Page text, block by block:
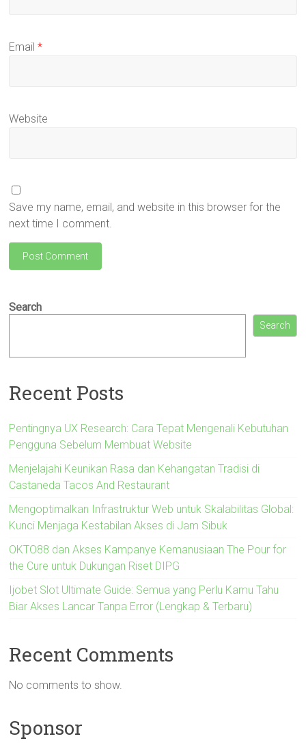
Email*
Website
Save my name, email, and website in this browser for the
next time I comment.
Search
Search
Recent Posts
Pentingnya UX Research: Cara Tepat Mengenali Kebutuhan
Pengguna Sebelum Membuat Website
Menjelajahi Keunikan Rasa dan Kehangatan Tradisi di
Castaneda Tacos And Restaurant
Mengoptimalkan Infrastruktur Web untuk Skalabilitas Global:
Kunci Menjaga Kestabilan Akses di Jam Sibuk
OKTO88 dan Akses Kampanye Kemanusiaan The Pour for
the Cure untuk Dukungan Riset DIPG
Ijobet Slot Ultimate Guide: Semua yang Perlu Kamu Tahu
Biar Akses Lancar Tanpa Error (Lengkap & Terbaru)
Recent Comments
No comments to show.
Sponsor